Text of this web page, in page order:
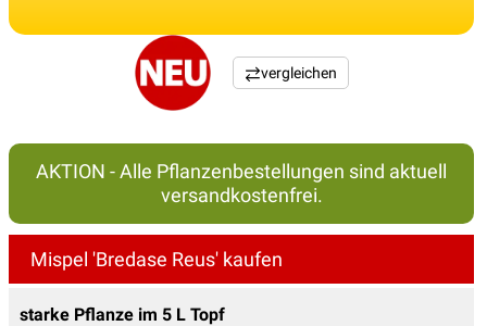
vergleichen
AKTION - Alle Pflanzenbestellungen sind aktuell
versandkostenfrei.
Mispel 'Bredase Reus' kaufen
starke Pflanze im 5 L Topf